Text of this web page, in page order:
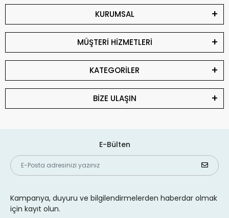
KURUMSAL
MÜŞTERİ HİZMETLERİ
KATEGORİLER
BİZE ULAŞIN
E-Bülten
Kampanya, duyuru ve bilgilendirmelerden haberdar olmak
için kayıt olun.